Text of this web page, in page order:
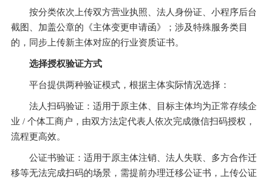
按分类依次上传双方营业执照、法人身份证、小程序后台
截图、加盖公章的《主体变更申请函》；涉及特殊服务类目
的，同步上传新主体对应的行业资质证书。
选择授权验证方式
平台提供两种验证模式，根据主体实际情况选择：
法人扫码验证：适用于原主体、目标主体均为正常存续企
业 / 个体工商户，由双方法定代表人依次完成微信扫码授权，
流程更高效。
公证书验证：适用于原主体注销、法人失联、多方合作迁
移等无法完成扫码的场景，需提前办理迁移公证书，上传公证